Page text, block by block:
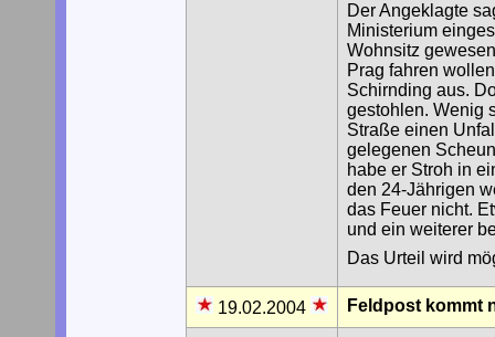
Der Angeklagte
Ministerium
Wohnsitz
Prag fahren
Schirnding aus.
gestohlen. Wenig
Straße einen
gelegenen
habe er Stroh in
den 24-Jährigen
das Feuer nicht.
und ein weiterer
Das Urteil wird
19.02.2004 Feldpost kommt